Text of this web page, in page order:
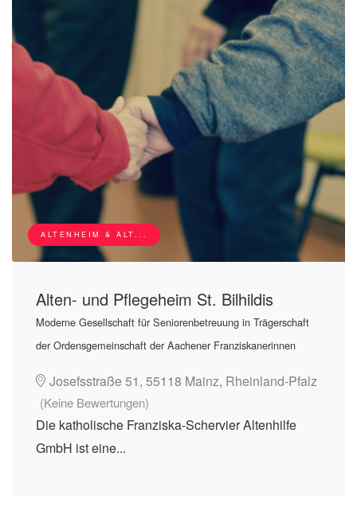
ALTENHEIM & ALT...
Alten- und Pflegeheim St. Bilhildis
Moderne Gesellschaft für Seniorenbetreuung in Trägerschaft
der Ordensgemeinschaft der Aachener Franziskanerinnen
Josefsstraße 51, 55118 Mainz, Rheinland-Pfalz
(Keine Bewertungen)
Die katholische Franziska-Schervier Altenhilfe
GmbH ist eine...